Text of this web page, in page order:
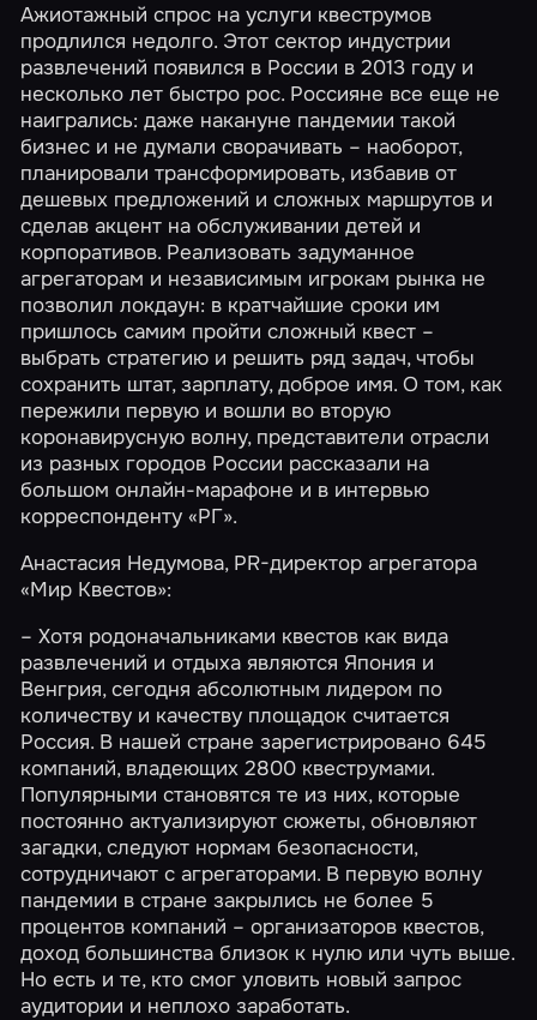
Ажиотажный спрос на услуги квеструмов
продлился недолго. Этот сектор индустрии
развлечений появился в России в 2013 году и
несколько лет быстро рос. Россияне все еще не
наигрались: даже накануне пандемии такой
бизнес и не думали сворачивать – наоборот,
планировали трансформировать, избавив от
дешевых предложений и сложных маршрутов и
сделав акцент на обслуживании детей и
корпоративов. Реализовать задуманное
агрегаторам и независимым игрокам рынка не
позволил локдаун: в кратчайшие сроки им
пришлось самим пройти сложный квест –
выбрать стратегию и решить ряд задач, чтобы
сохранить штат, зарплату, доброе имя. О том, как
пережили первую и вошли во вторую
коронавирусную волну, представители отрасли
из разных городов России рассказали на
большом онлайн-марафоне и в интервью
корреспонденту «РГ».
Анастасия Недумова, PR-директор агрегатора
«Мир Квестов»:
– Хотя родоначальниками квестов как вида
развлечений и отдыха являются Япония и
Венгрия, сегодня абсолютным лидером по
количеству и качеству площадок считается
Россия. В нашей стране зарегистрировано 645
компаний, владеющих 2800 квеструмами.
Популярными становятся те из них, которые
постоянно актуализируют сюжеты, обновляют
загадки, следуют нормам безопасности,
сотрудничают с агрегаторами. В первую волну
пандемии в стране закрылись не более 5
процентов компаний – организаторов квестов,
доход большинства близок к нулю или чуть выше.
Но есть и те, кто смог уловить новый запрос
аудитории и неплохо заработать.